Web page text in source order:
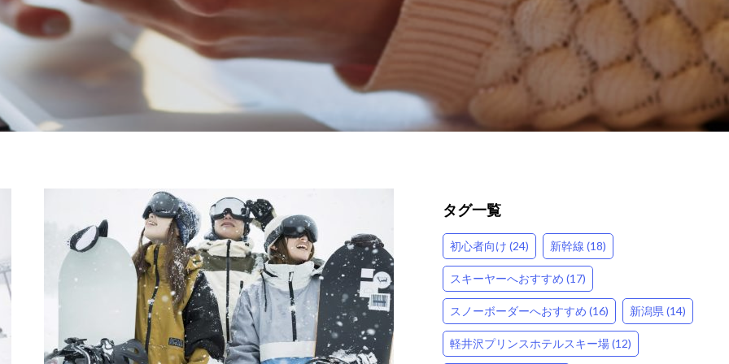
タグ一覧
初心者向け (24) 新幹線 (18)
スキーヤーへおすすめ (17)
スノーボーダーへおすすめ (16) 新潟県 (14)
軽井沢プリンスホテルスキー場 (12)